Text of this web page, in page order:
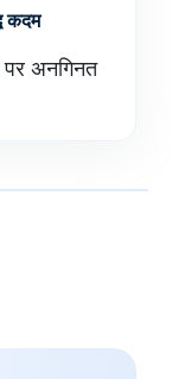
कदम
पर अनगिनत